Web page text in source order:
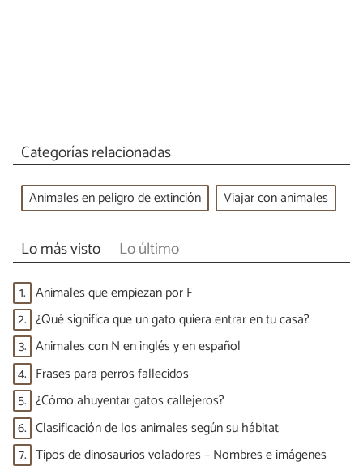
Categorías relacionadas
Animales en peligro de extinción Viajar con animales
Lo más visto Lo último
1. Animales que empiezan por F
2. ¿Qué significa que un gato quiera entrar en tu casa?
3. Animales con N en inglés y en español
4. Frases para perros fallecidos
5. ¿Cómo ahuyentar gatos callejeros?
6. Clasificación de los animales según su hábitat
7. Tipos de dinosaurios voladores – Nombres e imágenes